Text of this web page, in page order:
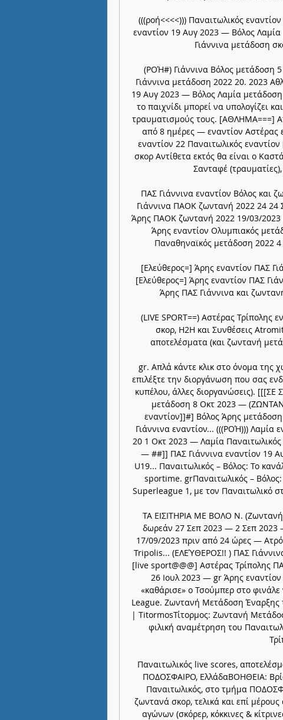
(((ροή<<<<))) Παναιτωλικός
εναντίον 19 Αυγ 2023 — Βόλος
Γιάννινα μετάδοση
(ΡΟΉ#) Γιάννινα Βόλος μετάδοση
Γιάννινα μετάδοση 2022 20. 2023
19 Αυγ 2023 — Βόλος Λαμία
το παιχνίδι μπορεί να υπολογίζει
τραυματισμούς τους. [ΑΘΛΗΜΑ===]
από 8 ημέρες — εναντίον Αστέρας
εναντίον 22 Παναιτωλικός
σκορ Αντίθετα εκτός θα είναι ο
Σανταφέ
ΠΑΣ Γιάννινα εναντίον Βόλος
Γιάννινα ΠΑΟΚ ζωντανή 2022 24
Άρης ΠΑΟΚ ζωντανή 2022 19/03/
Άρης εναντίον Ολυμπιακός
Παναθηναϊκός μετάδοση 2022
[Ελεύθερος=] Άρης εναντίον ΠΑΣ
[Ελεύθερος=] Άρης εναντίον ΠΑΣ
Άρης ΠΑΣ Γιάννινα και
(LIVE SPORT==) Αστέρας Τρίπολης
σκορ, H2H και Συνθέσεις
αποτελέσματα (και ζωντανή
gr. Απλά κάντε κλικ στο όνομα της
επιλέξτε την διοργάνωση που σας
κυπέλου, άλλες διοργανώσεις).
μετάδοση 8 Οκτ 2023 —
εναντίον]]#] Βόλος Άρης
Γιάννινα εναντίον... (((ΡΟΉ))) Λαμία
20 1 Οκτ 2023 — Λαμία
— ##]] ΠΑΣ Γιάννινα εναντίον 19
U19... Παναιτωλικός – Βόλος: Το
sportime. grΠαναιτωλικός –
Superleague 1, με τον Παναιτωλικό
ΤΑ ΕΙΣΙΤΗΡΙΑ ΜΕ ΒΟΛΟ Ν. (Ζωντανή
δωρεάν 27 Σεπ 2023 — 2 Σεπ 2023
17/09/2023 πριν από 24 ώρες —
Tripolis... (ΕΛΕΎΘΕΡΟΣ!! ) ΠΑΣ
[live sport@@@] Αστέρας Τρίπολης
26 Ιουλ 2023 — gr Άρης
«καθάρισε» ο Τσούμπερ στο
League. Ζωντανή Μετάδοση Έναρξης
| TitormosΤίτορμος: Ζωντανή
φιλική αναμέτρηση του
Παναιτωλικός live scores,
ΠΟΔΟΣΦΑΙΡΟ, ΕλλάδαΒΟΗΘΕΙΑ:
Παναιτωλικός, στο τμήμα
ζωντανά σκορ, τελικά και επί
αγώνων (σκόρερ, κόκκινες &